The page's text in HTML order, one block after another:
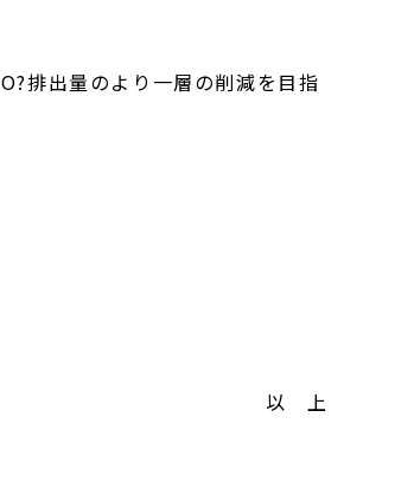
排出量のより一層の削減を目指
以 上